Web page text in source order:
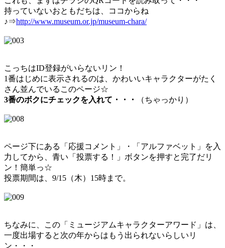
持っていないおともだちは、ココからね
♪⇒http://www.museum.or.jp/museum-chara/
こっちはID登録がいらないリン！
1番はじめに表示されるのは、かわいいキャラクターがたく
さん並んでいるこのページ☆
3番のボクにチェックを入れて・・・ （ちゃっかり）
ページ下にある「応援コメント」・「アルファベット」を入
力してから、青い「投票する！」ボタンを押すと完了だリ
ン！簡単っ☆
投票期間は、9/15（木）15時まで。
ちなみに、この「ミュージアムキャラクターアワード」は、
一度出場すると次の年からはもう出られないらしいリ
ン・・・